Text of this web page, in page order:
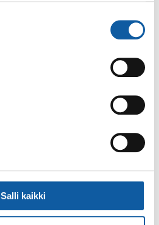
Salli kaikkijulkisuuskuvaus
Avoimet työpaikat